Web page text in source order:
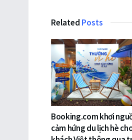
Related Posts
Booking.com khơi
cảm hứng du lịch hè